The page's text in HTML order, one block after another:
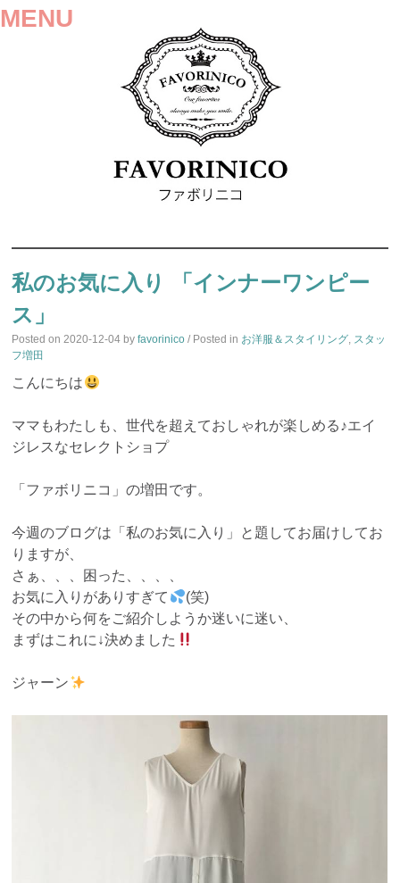
MENU
TO
私のお気に入り 「インナーワンピー
ス」
Posted on2020-12-04 byfavorinico / Posted in お洋服＆スタイリング, スタッ
フ増田
こんにちは
ママもわたしも、世代を超えておしゃれが楽しめる♪エイ
ジレスなセレクトショプ
「ファボリニコ」の増田です。
今週のブログは「私のお気に入り」と題してお届けしてお
りますが、
さぁ、、、困った、、、、
お気に入りがありすぎて
(笑)
その中から何をご紹介しようか迷いに迷い、
まずはこれに↓決めました
ジャーン